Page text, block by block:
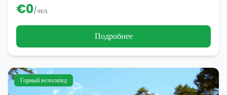
€0/чел.
Подробнее
Горный велосипед